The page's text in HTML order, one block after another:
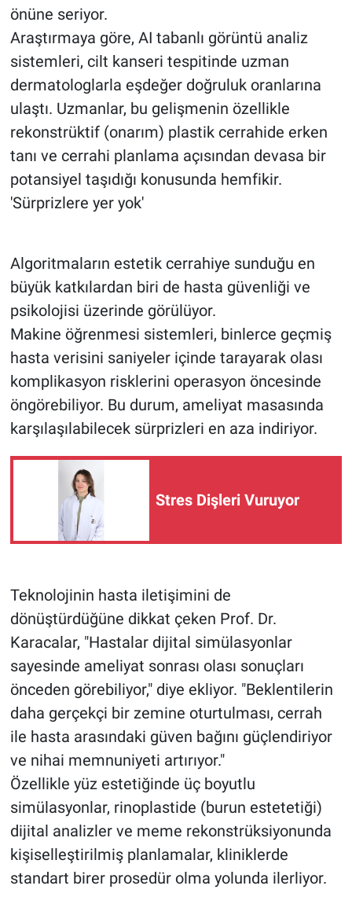
önüne seriyor.
Araştırmaya göre, AI tabanlı görüntü analiz
sistemleri, cilt kanseri tespitinde uzman
dermatologlarla eşdeğer doğruluk oranlarına
ulaştı. Uzmanlar, bu gelişmenin özellikle
rekonstrüktif (onarım) plastik cerrahide erken
tanı ve cerrahi planlama açısından devasa bir
potansiyel taşıdığı konusunda hemfikir.
'Sürprizlere yer yok'
Algoritmaların estetik cerrahiye sunduğu en
büyük katkılardan biri de hasta güvenliği ve
psikolojisi üzerinde görülüyor.
Makine öğrenmesi sistemleri, binlerce geçmiş
hasta verisini saniyeler içinde tarayarak olası
komplikasyon risklerini operasyon öncesinde
öngörebiliyor. Bu durum, ameliyat masasında
karşılaşılabilecek sürprizleri en aza indiriyor.
Stres Dişleri Vuruyor
Teknolojinin hasta iletişimini de
dönüştürdüğüne dikkat çeken Prof. Dr.
Karacalar, "Hastalar dijital simülasyonlar
sayesinde ameliyat sonrası olası sonuçları
önceden görebiliyor," diye ekliyor. "Beklentilerin
daha gerçekçi bir zemine oturtulması, cerrah
ile hasta arasındaki güven bağını güçlendiriyor
ve nihai memnuniyeti artırıyor."
Özellikle yüz estetiğinde üç boyutlu
simülasyonlar, rinoplastide (burun estetetiği)
dijital analizler ve meme rekonstrüksiyonunda
kişiselleştirilmiş planlamalar, kliniklerde
standart birer prosedür olma yolunda ilerliyor.